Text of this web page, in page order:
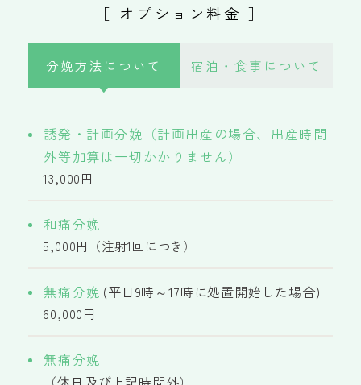
［ オプション料金 ］
分娩方法について 宿泊・食事について
誘発・計画分娩（計画出産の場合、出産時間
外等加算は一切かかりません）
13,000円
和痛分娩
5,000円（注射1回につき）
無痛分娩 (平日9時～17時に処置開始した場合)
60,000円
無痛分娩